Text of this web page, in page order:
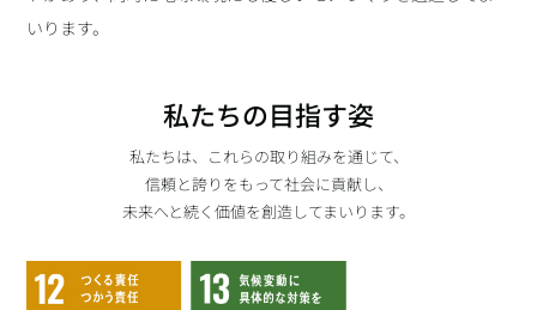
いります。
私たちの目指す姿
私たちは、これらの取り組みを通じて、
信頼と誇りをもって社会に貢献し、
未来へと続く価値を創造してまいります。